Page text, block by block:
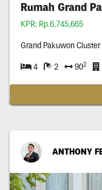
Rumah Grand
KPR: Rp.6,745,665
Grand Pakuwon Cluster
4 2 902
ANTHONY